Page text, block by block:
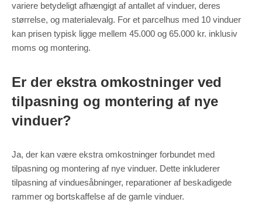
variere betydeligt afhængigt af antallet af vinduer, deres
størrelse, og materialevalg. For et parcelhus med 10 vinduer
kan prisen typisk ligge mellem 45.000 og 65.000 kr. inklusiv
moms og montering.
Er der ekstra omkostninger ved
tilpasning og montering af nye
vinduer?
Ja, der kan være ekstra omkostninger forbundet med
tilpasning og montering af nye vinduer. Dette inkluderer
tilpasning af vinduesåbninger, reparationer af beskadigede
rammer og bortskaffelse af de gamle vinduer.